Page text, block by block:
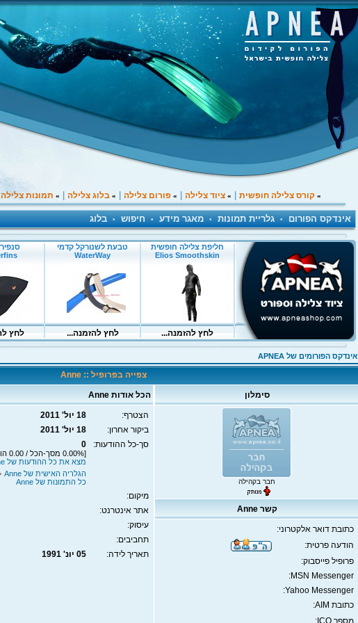
» קורס צלילה חופשית » ציוד צלילה » פורום צלילה » בלוג צלילה » תמונות צלילה
אינדקס הפורום • גלריית תמונות • מאגר מידע • חיפוש • בלוג
אינדקס הפורומים של APNEA
צפייה בפרופיל :: Anne
סימלון הכל אודות Anne
חבר בקהילה
הצטרף:
18 יול' 2011
ביקור אחרון:
18 יול' 2011
סך-כל ההודעות:
0
[0.00% מסך-הכל / 0.00 הודעות ליום]
מצא את כל ההודעות של Anne
הגלריה האישית של Anne
כל התמונות של Anne
מיקום:
אתר אינטרנט:
עיסוק:
תחביבים:
תאריך לידה:
05 יונ' 1991
קשר Anne
כתובת דואר אלקטרוני:
הודעה פרטית:
פרופיל פייסבוק:
MSN Messenger:
Yahoo Messenger:
כתובת AIM:
מספר ICQ: